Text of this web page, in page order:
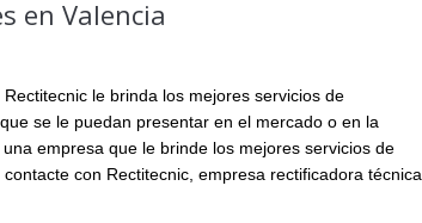
en Valencia
le brinda los mejores servicios de
se le puedan presentar en el mercado o en la
empresa que le brinde los mejores servicios de
con Rectitecnic, empresa rectificadora técnica